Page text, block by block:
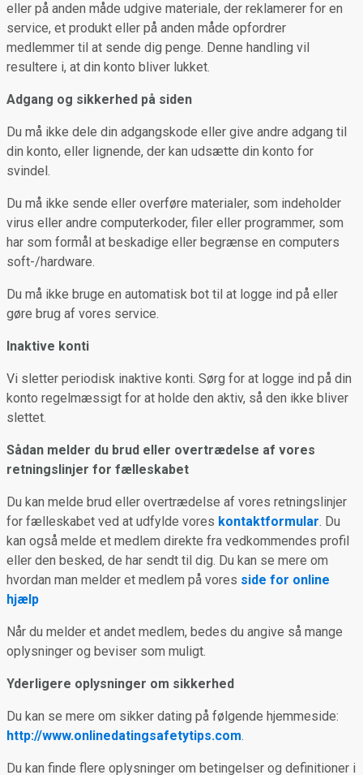
eller på anden måde udgive materiale, der reklamerer for en
service, et produkt eller på anden måde opfordrer
medlemmer til at sende dig penge. Denne handling vil
resultere i, at din konto bliver lukket.
Adgang og sikkerhed på siden
Du må ikke dele din adgangskode eller give andre adgang til
din konto, eller lignende, der kan udsætte din konto for
svindel.
Du må ikke sende eller overføre materialer, som indeholder
virus eller andre computerkoder, filer eller programmer, som
har som formål at beskadige eller begrænse en computers
soft-/hardware.
Du må ikke bruge en automatisk bot til at logge ind på eller
gøre brug af vores service.
Inaktive konti
Vi sletter periodisk inaktive konti. Sørg for at logge ind på din
konto regelmæssigt for at holde den aktiv, så den ikke bliver
slettet.
Sådan melder du brud eller overtrædelse af vores
retningslinjer for fælleskabet
Du kan melde brud eller overtrædelse af vores retningslinjer
for fælleskabet ved at udfylde vores kontaktformular. Du
kan også melde et medlem direkte fra vedkommendes profil
eller den besked, de har sendt til dig. Du kan se mere om
hvordan man melder et medlem på vores side for online
hjælp
Når du melder et andet medlem, bedes du angive så mange
oplysninger og beviser som muligt.
Yderligere oplysninger om sikkerhed
Du kan se mere om sikker dating på følgende hjemmeside:
http://www.onlinedatingsafetytips.com.
Du kan finde flere oplysninger om betingelser og definitioner i